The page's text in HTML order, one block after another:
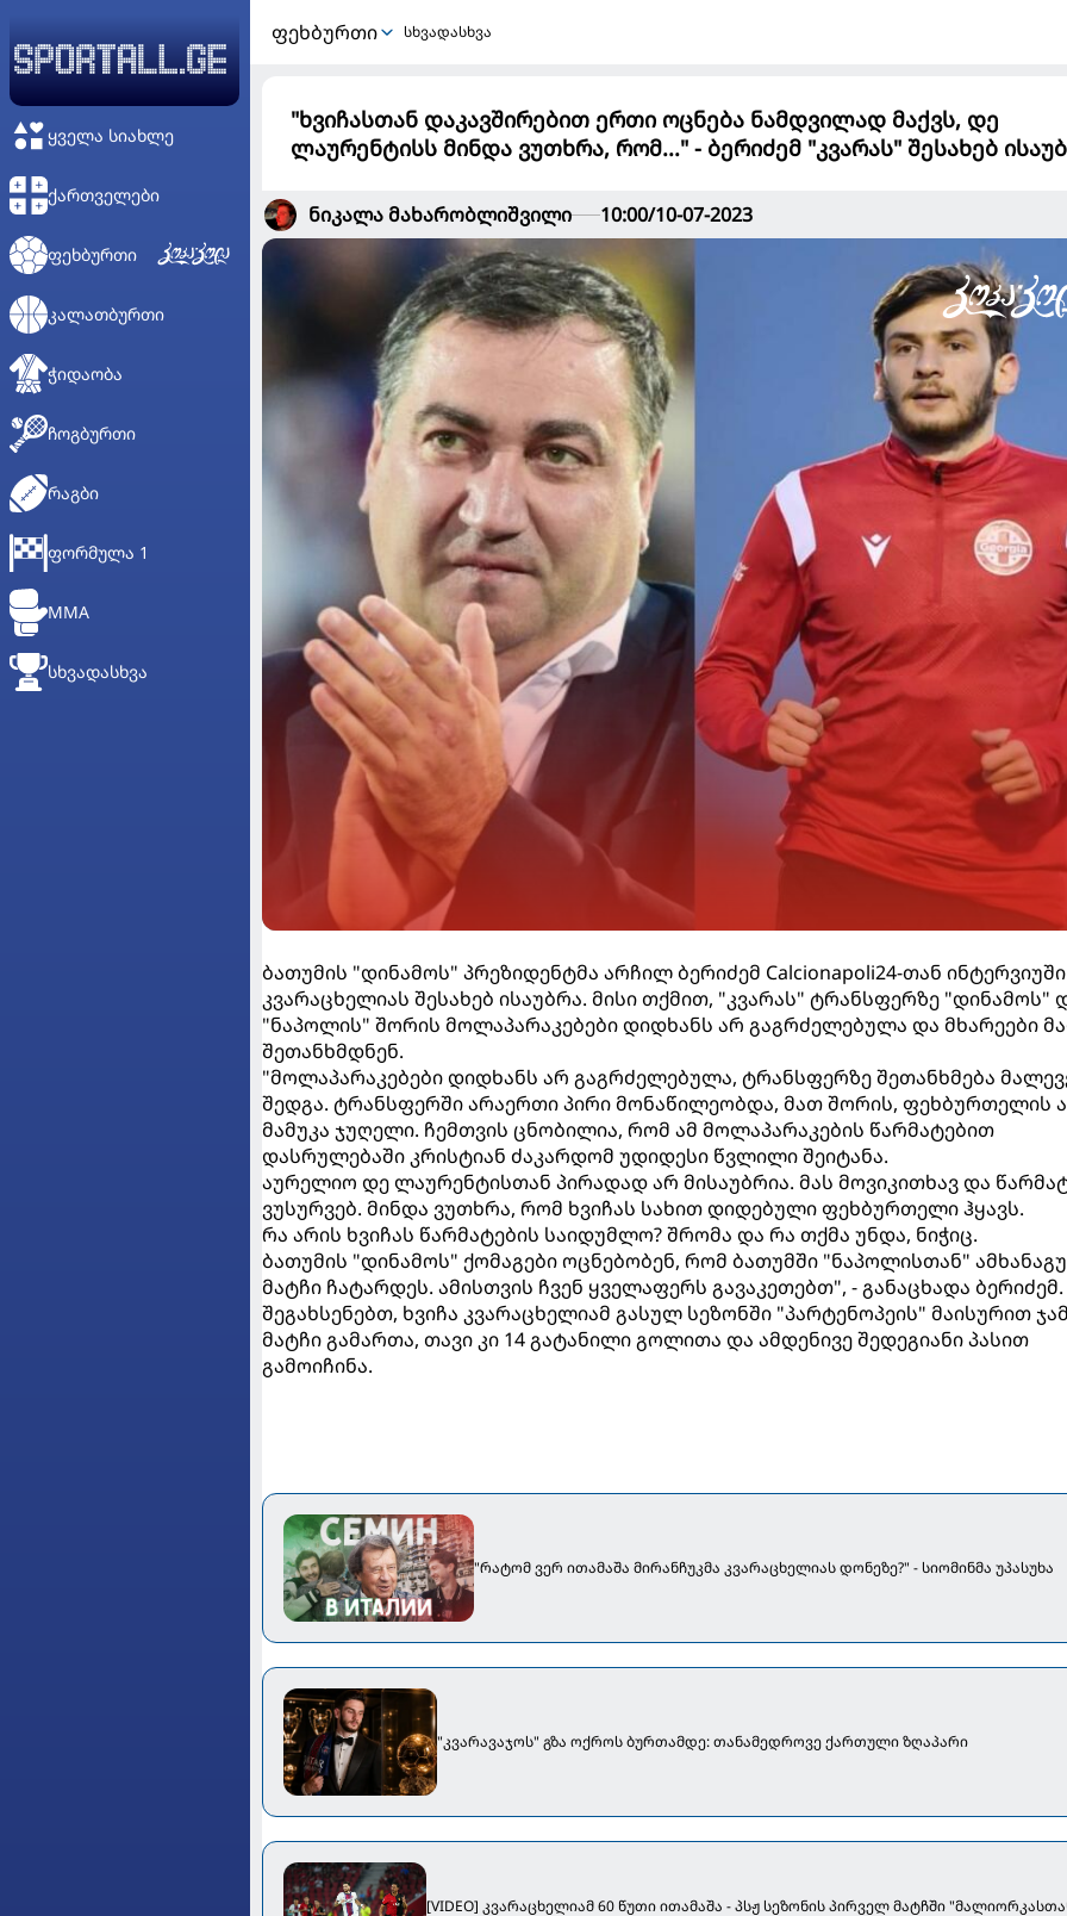
ᲧᲕᲔᲚᲐ ᲡᲘᲐᲮᲚᲔ
ᲥᲐᲠᲗᲕᲔᲚᲔᲑᲘ
ᲤᲔᲮᲑᲣᲠᲗᲘ
ᲙᲐᲚᲐᲗᲑᲣᲠᲗᲘ
ᲭᲘᲓᲐᲝᲑᲐ
ᲩᲝᲒᲑᲣᲠᲗᲘ
ᲠᲐᲒᲑᲘ
ᲤᲝᲠᲛᲣᲚᲐ 1
MMA
ᲡᲮᲕᲐᲓᲐᲡᲮᲕᲐ
ᲤᲔᲮᲑᲣᲠᲗᲘ სხვადასხვა
"ხვიჩასთან დაკავშირებით ერთი ოცნება ნამდვილად მაქვს, დე
ლაურენტისს მინდა ვუთხრა, რომ..." - ბერიძემ "კვარას" შესახებ
ნიკალა მახარობლიშვილი 10:00/10-07-2023
ბათუმის "დინამოს" პრეზიდენტმა არჩილ ბერიძემ Calcionapoli24-თან ინტერვიუში
კვარაცხელიას შესახებ ისაუბრა. მისი თქმით, "კვარას" ტრანსფერზე "დინამოს"
"ნაპოლის" შორის მოლაპარაკებები დიდხანს არ გაგრძელებულა და მხარეები
შეთანხმდნენ.
"მოლაპარაკებები დიდხანს არ გაგრძელებულა, ტრანსფერზე შეთანხმება
შედგა. ტრანსფერში არაერთი პირი მონაწილეობდა, მათ შორის, ფეხბურთელის
მამუკა ჯუღელი. ჩემთვის ცნობილია, რომ ამ მოლაპარაკების წარმატებით
დასრულებაში კრისტიან ძაკარდომ უდიდესი წვლილი შეიტანა.
აურელიო დე ლაურენტისთან პირადად არ მისაუბრია. მას მოვიკითხავ და
ვუსურვებ. მინდა ვუთხრა, რომ ხვიჩას სახით დიდებული ფეხბურთელი ჰყავს.
რა არის ხვიჩას წარმატების საიდუმლო? შრომა და რა თქმა უნდა, ნიჭიც.
ბათუმის "დინამოს" ქომაგები ოცნებობენ, რომ ბათუმში "ნაპოლისთან"
მატჩი ჩატარდეს. ამისთვის ჩვენ ყველაფერს გავაკეთებთ", - განაცხადა ბერიძემ.
შეგახსენებთ, ხვიჩა კვარაცხელიამ გასულ სეზონში "პარტენოპეის" მაისურით
მატჩი გამართა, თავი კი 14 გატანილი გოლითა და ამდენივე შედეგიანი პასით
გამოიჩინა.
"რატომ ვერ ითამაშა მირანჩუკმა კვარაცხელიას დონეზე?" - სიომინმა უპასუხა
"კვარავაჯოს" გზა ოქროს ბურთამდე: თანამედროვე ქართული ზღაპარი
[VIDEO] კვარაცხელიამ 60 წუთი ითამაშა - პსჟ სეზონის პირველ მატჩში